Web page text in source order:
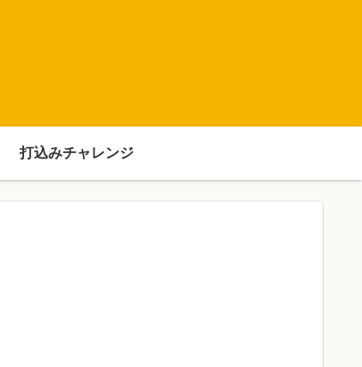
打込みチャレンジ